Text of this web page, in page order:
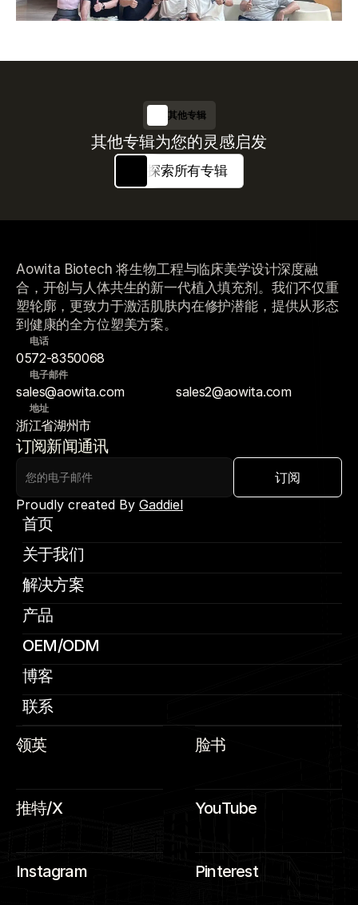
其他专辑
其他专辑为您的灵感启发
探索所有专辑
Aowita Biotech 将生物工程与临床美学设计深度融
合，开创与人体共生的新一代植入填充剂。我们不仅重
塑轮廓，更致力于激活肌肤内在修护潜能，提供从形态
到健康的全方位塑美方案。
电话
0572-8350068
电子邮件
sales@aowita.com sales2@aowita.com
地址
浙江省湖州市
订阅新闻通讯
订阅
Proudly created By Gaddiel
首页
关于我们
解决方案
产品
OEM/ODM
博客
联系
领英 脸书
推特/X YouTube
Instagram Pinterest